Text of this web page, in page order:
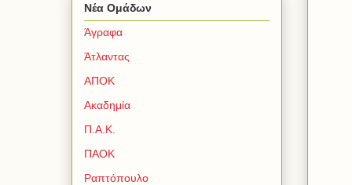
Νέα Ομάδων
Άγραφα
Άτλαντας
ΑΠΟΚ
Ακαδημία
Π.Α.Κ.
ΠΑΟΚ
Ραπτόπουλο